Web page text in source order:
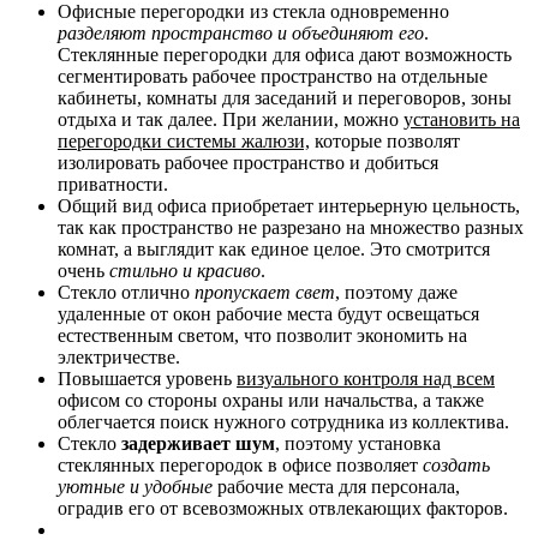
Офисные перегородки из стекла одновременно
разделяют пространство и объединяют его.
Стеклянные перегородки для офиса дают возможность
сегментировать рабочее пространство на отдельные
кабинеты, комнаты для заседаний и переговоров, зоны
отдыха и так далее. При желании, можно установить на
перегородки системы жалюзи, которые позволят
изолировать рабочее пространство и добиться
приватности.
Общий вид офиса приобретает интерьерную цельность,
так как пространство не разрезано на множество разных
комнат, а выглядит как единое целое. Это смотрится
очень стильно и красиво.
Стекло отлично пропускает свет, поэтому даже
удаленные от окон рабочие места будут освещаться
естественным светом, что позволит экономить на
электричестве.
Повышается уровень визуального контроля над всем
офисом со стороны охраны или начальства, а также
облегчается поиск нужного сотрудника из коллектива.
Стекло задерживает шум, поэтому установка
стеклянных перегородок в офисе позволяет создать
уютные и удобные рабочие места для персонала,
оградив его от всевозможных отвлекающих факторов.